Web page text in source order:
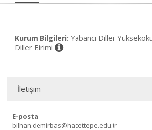
Kurum Bilgileri: Yabancı Diller
Diller Birimi
İletişim
E-posta
bilhan.demirbas@hacettepe.edu.tr